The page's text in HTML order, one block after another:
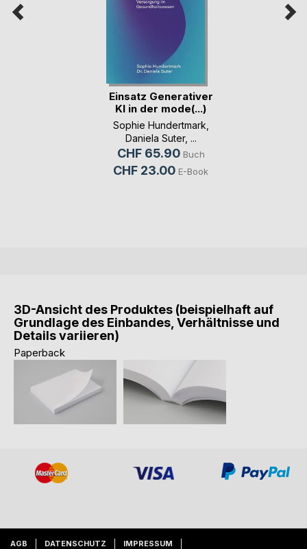
Einsatz Generativer
KI in der mode(...)
Sophie Hundertmark,
Daniela Suter, ...
CHF 65.90 Buch
CHF 23.00 E-Book
3D-Ansicht des Produktes (beispielhaft auf
Grundlage des Einbandes, Verhältnisse und
Details variieren)
Paperback
AGB DATENSCHUTZ IMPRESSUM